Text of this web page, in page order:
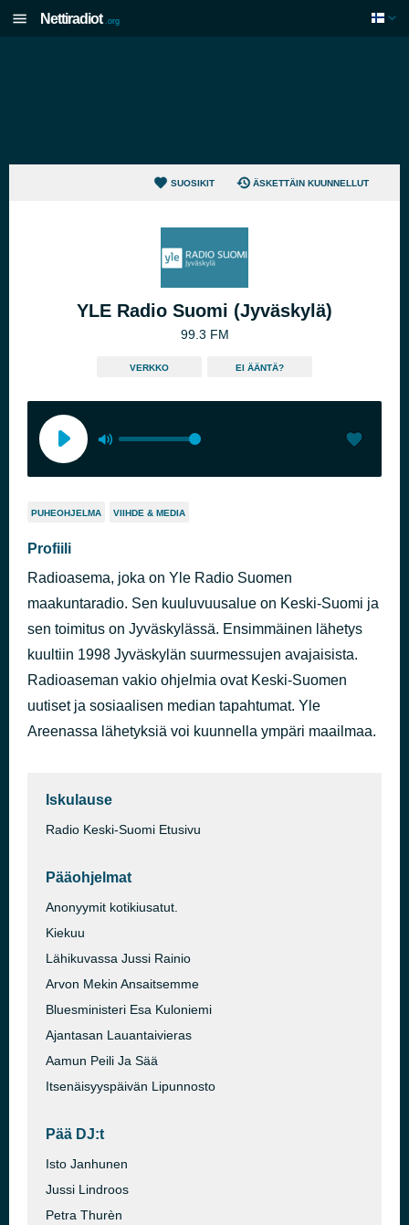
Nettiradiot .org
SUOSIKIT ÄSKETTÄIN KUUNNELLUT
YLE Radio Suomi (Jyväskylä)
99.3 FM
VERKKO EI ÄÄNTÄ?
PUHEOHJELMA VIIHDE & MEDIA
Profiili
Radioasema, joka on Yle Radio Suomen
maakuntaradio. Sen kuuluvuusalue on Keski-Suomi ja
sen toimitus on Jyväskylässä. Ensimmäinen lähetys
kuultiin 1998 Jyväskylän suurmessujen avajaisista.
Radioaseman vakio ohjelmia ovat Keski-Suomen
uutiset ja sosiaalisen median tapahtumat. Yle
Areenassa lähetyksiä voi kuunnella ympäri maailmaa.
Iskulause
Radio Keski-Suomi Etusivu
Pääohjelmat
Anonyymit kotikiusatut.
Kiekuu
Lähikuvassa Jussi Rainio
Arvon Mekin Ansaitsemme
Bluesministeri Esa Kuloniemi
Ajantasan Lauantaivieras
Aamun Peili Ja Sää
Itsenäisyyspäivän Lipunnosto
Pää DJ:t
Isto Janhunen
Jussi Lindroos
Petra Thurèn